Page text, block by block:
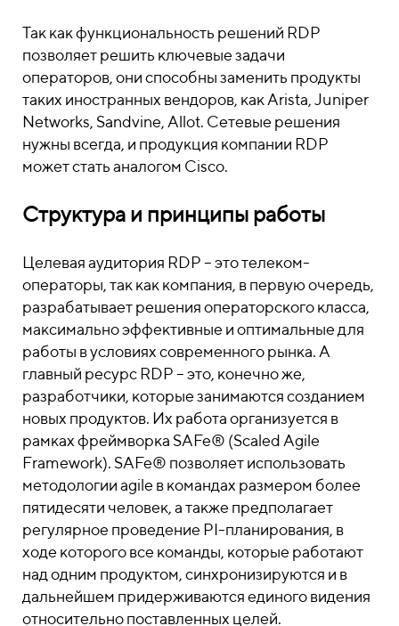
Так как функциональность решений RDP
позволяет решить ключевые задачи
операторов, они способны заменить продукты
таких иностранных вендоров, как Arista, Juniper
Networks, Sandvine, Allot. Сетевые решения
нужны всегда, и продукция компании RDP
может стать аналогом Cisco.
Структура и принципы работы
Целевая аудитория RDP – это телеком-
операторы, так как компания, в первую очередь,
разрабатывает решения операторского класса,
максимально эффективные и оптимальные для
работы в условиях современного рынка. А
главный ресурс RDP – это, конечно же,
разработчики, которые занимаются созданием
новых продуктов. Их работа организуется в
рамках фреймворка SAFe® (Scaled Agile
Framework). SAFe® позволяет использовать
методологии agile в командах размером более
пятидесяти человек, а также предполагает
регулярное проведение PI-планирования, в
ходе которого все команды, которые работают
над одним продуктом, синхронизируются и в
дальнейшем придерживаются единого видения
относительно поставленных целей.